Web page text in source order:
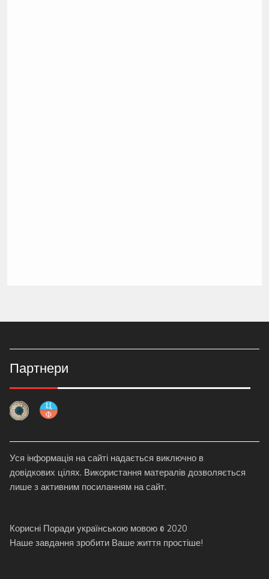
Партнери
Уся інформація на сайті надається виключно в
довідкових цілях. Використання матералів дозволяється
лише з активним посиланням на сайт.
Корисні Поради українською мовою © 2020
Наше завдання зробити Ваше життя простіше!